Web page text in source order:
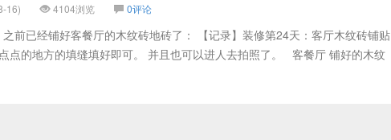
16) 4104浏览 0评论
前已经铺好客餐厅的木纹砖地砖了： 【记录】装修第24天：客厅木纹砖铺贴
点的地方的填缝填好即可。 并且也可以进人去拍照了。 客餐厅 铺好的木纹